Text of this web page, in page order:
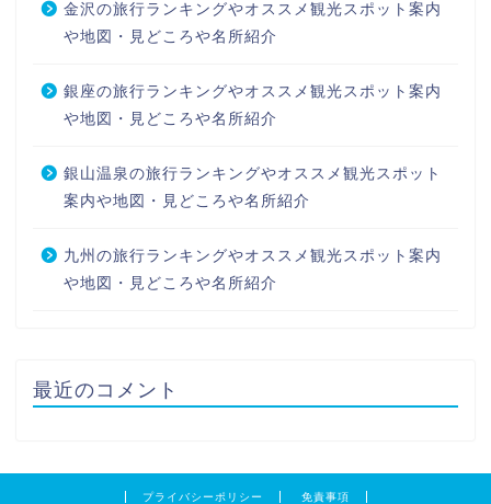
金沢の旅行ランキングやオススメ観光スポット案内
や地図・見どころや名所紹介
銀座の旅行ランキングやオススメ観光スポット案内
や地図・見どころや名所紹介
銀山温泉の旅行ランキングやオススメ観光スポット
案内や地図・見どころや名所紹介
九州の旅行ランキングやオススメ観光スポット案内
や地図・見どころや名所紹介
最近のコメント
プライバシーポリシー 免責事項